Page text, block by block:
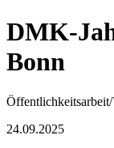
DMK-
Bonn
Öffentlichkeitsarbeit/
24.09.2025